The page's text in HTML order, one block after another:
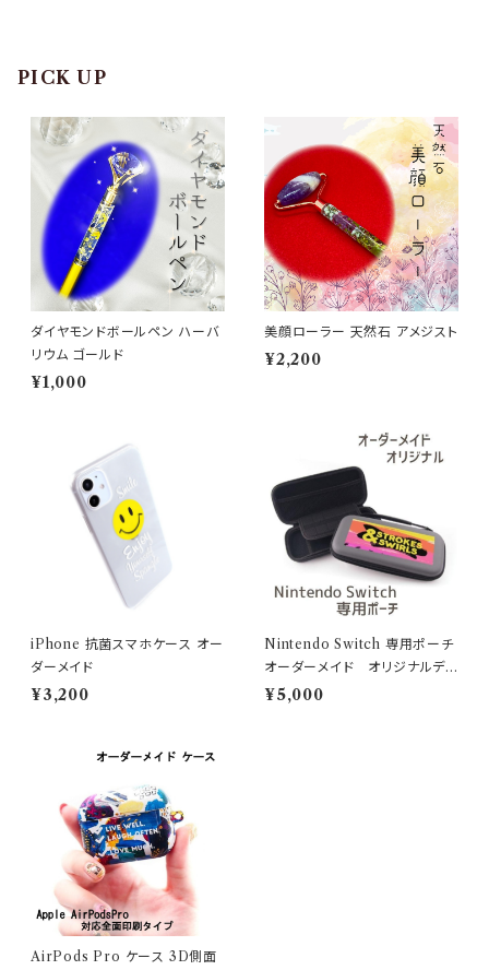
PICK UP
ダイヤモンドボールペン ハーバ
リウム ゴールド
¥1,000
美顔ローラー 天然石 アメジスト
¥2,200
iPhone 抗菌スマホケース オー
ダーメイド
¥3,200
Nintendo Switch 専用ポーチ
オーダーメイド オリジナルデ
ザイン
¥5,000
AirPods Pro ケース 3D側面